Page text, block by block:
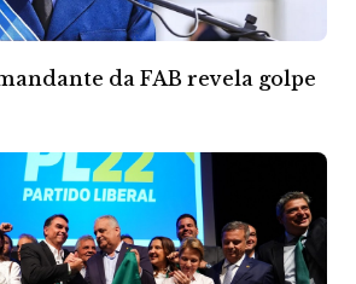
da FAB revela golpe